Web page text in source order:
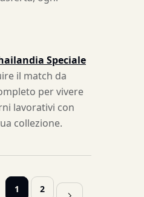
Speciale
il match da
per vivere
lavorativi con
collezione.
1 2